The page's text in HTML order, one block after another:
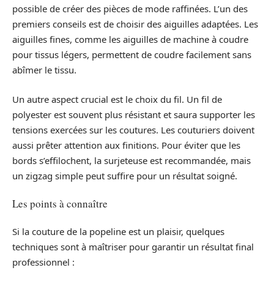
possible de créer des pièces de mode raffinées. L’un des
premiers conseils est de choisir des aiguilles adaptées. Les
aiguilles fines, comme les aiguilles de machine à coudre
pour tissus légers, permettent de coudre facilement sans
abîmer le tissu.
Un autre aspect crucial est le choix du fil. Un fil de
polyester est souvent plus résistant et saura supporter les
tensions exercées sur les coutures. Les couturiers doivent
aussi prêter attention aux finitions. Pour éviter que les
bords s’effilochent, la surjeteuse est recommandée, mais
un zigzag simple peut suffire pour un résultat soigné.
Les points à connaître
Si la couture de la popeline est un plaisir, quelques
techniques sont à maîtriser pour garantir un résultat final
professionnel :